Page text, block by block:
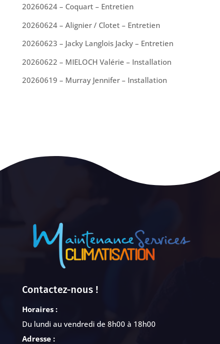
20260624 – Coquart – Entretien
20260624 – Alignier / Clotet – Entretien
20260623 – Jacky Langlois Jacky – Entretien
20260622 – MIELOCH Valérie – Installation
20260619 – Murray Jennifer – Installation
Contactez-nous !
Horaires :
Du lundi au vendredi de 8h00 à 18h00
Adresse :